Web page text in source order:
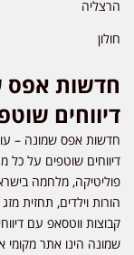
הרצליה
חולון
דיווחים
חדשות אפס שמונה –
דיווחים שוטפים על כל
פוליטיקה, מלחמה
הורות וילדים, תחזית
קבוצות ווטסאפ עם
שמונה הינו אתר מקומי